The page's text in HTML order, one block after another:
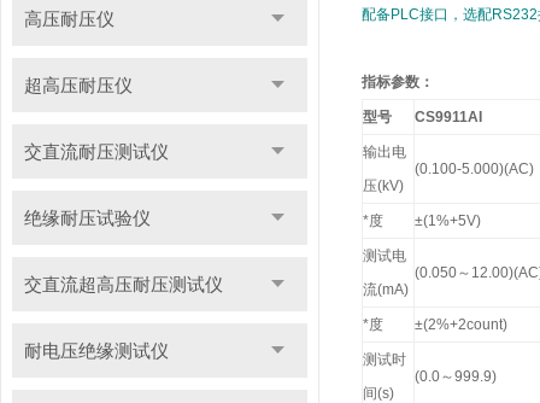
高压耐压仪
超高压耐压仪
交直流耐压测试仪
绝缘耐压试验仪
交直流超高压耐压测试仪
耐电压绝缘测试仪
配备PLC接口，选配RS232
指标参数：
型号 CS9911AI
输出电
压(kV)
(0.100-5.000)(AC)
*度 ±(1%+5V)
测试电
流(mA)
(0.050～
*度 ±(2%+2count)
测试时
间(s)
(0.0～999.9)